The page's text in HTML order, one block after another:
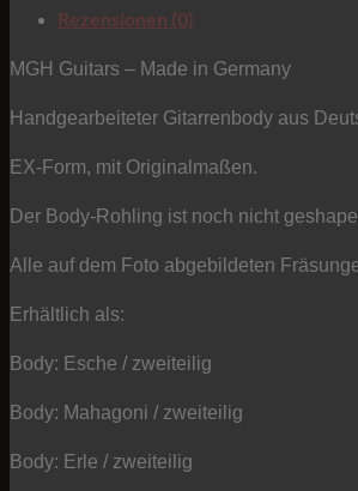
Typ
Menge
Rezensionen (0)
MGH Guitars – Made in Germany
Handgearbeiteter Gitarrenbody aus
EX-Form, mit Originalmaßen.
Der Body-Rohling ist noch nicht
Alle auf dem Foto abgebildeten
Erhältlich als:
Body: Esche / zweiteilig
Body: Mahagoni / zweiteilig
Body: Erle / zweiteilig